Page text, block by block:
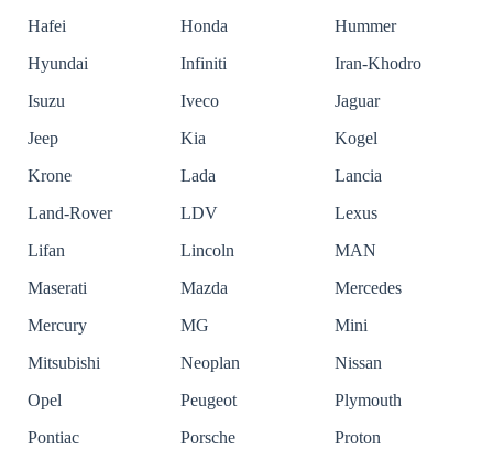
Hafei
Honda
Hummer
Hyundai
Infiniti
Iran-Khodro
Isuzu
Iveco
Jaguar
Jeep
Kia
Kogel
Krone
Lada
Lancia
Land-Rover
LDV
Lexus
Lifan
Lincoln
MAN
Maserati
Mazda
Mercedes
Mercury
MG
Mini
Mitsubishi
Neoplan
Nissan
Opel
Peugeot
Plymouth
Pontiac
Porsche
Proton